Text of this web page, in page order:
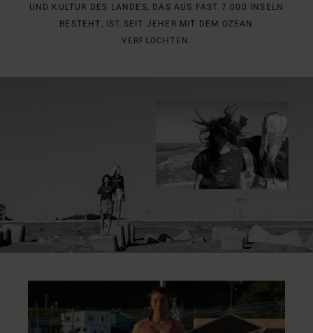
UND KULTUR DES LANDES, DAS AUS FAST 7.000 INSELN
BESTEHT, IST SEIT JEHER MIT DEM OZEAN
VERFLOCHTEN.